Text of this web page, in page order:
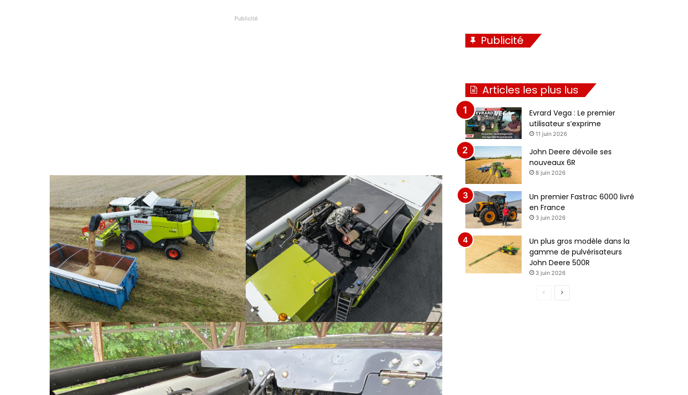
Publicité
Publicité
Articles les plus lus
Evrard Vega : Le premier
utilisateur s’exprime
11 juin 2026
John Deere dévoile ses
nouveaux 6R
8 juin 2026
Un premier Fastrac 6000 livré
en France
3 juin 2026
Un plus gros modèle dans la
gamme de pulvérisateurs
John Deere 500R
3 juin 2026
Page